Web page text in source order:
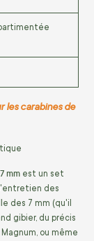
les carabines de
mm est un set
des
des 7 mm (qu'il
gibier, du précis
ou même